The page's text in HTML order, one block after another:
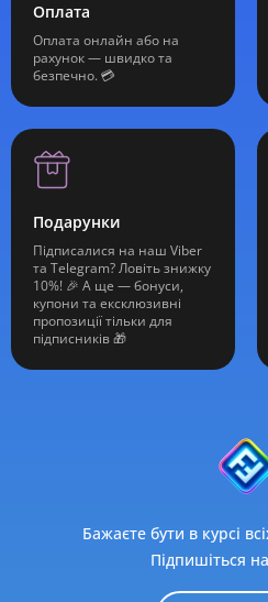
Оплата
Оплата онлайн або на
рахунок — швидко та
безпечно. 💳
Подарунки
Підписалися на наш Viber
та Telegram? Ловіть знижку
10%! 🎉 А ще — бонуси,
купони та ексклюзивні
пропозиції тільки для
підписників 🎁
Бажаєте бути в курсі
Підпишіться